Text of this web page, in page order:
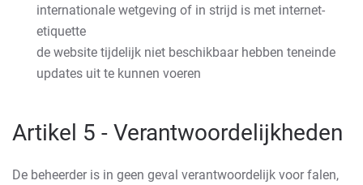
internationale wetgeving of in strijd is met internet-
etiquette
de website tijdelijk niet beschikbaar hebben teneinde
updates uit te kunnen voeren
Artikel 5 - Verantwoordelijkheden
De beheerder is in geen geval verantwoordelijk voor falen,